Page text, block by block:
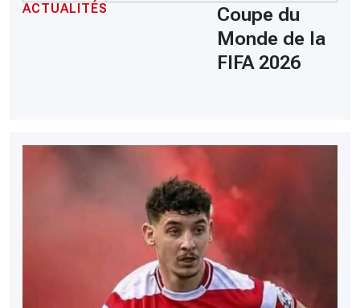
ACTUALITÉS
Coupe du
Monde de la
FIFA 2026